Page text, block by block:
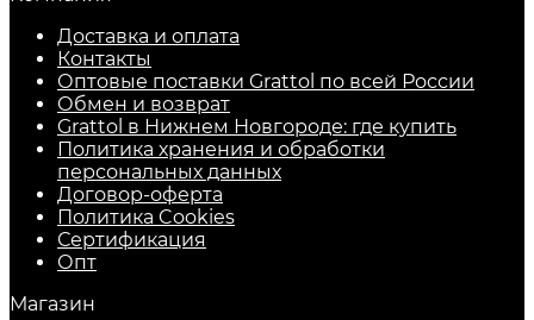
Доставка и оплата
Контакты
Оптовые поставки Grattol по всей России
Обмен и возврат
Grattol в Нижнем Новгороде: где купить
Политика хранения и обработки
персональных данных
Договор-оферта
Политика Cookies
Сертификация
Опт
Магазин